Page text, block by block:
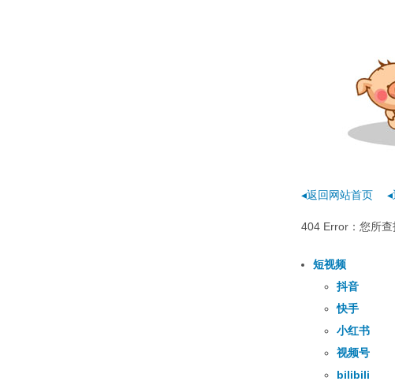
◂返回网站首页
404 Error：您所查
短视频
抖音
快手
小红书
视频号
bilibili